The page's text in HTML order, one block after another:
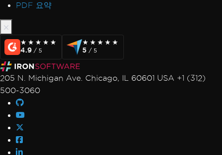
PDF 요약
★★★★★
★★★★★
4.9 / 5
★★★★★
★★★★★
5 / 5
205 N. Michigan Ave. Chicago, IL 60601 USA +1 (312)
500-3060